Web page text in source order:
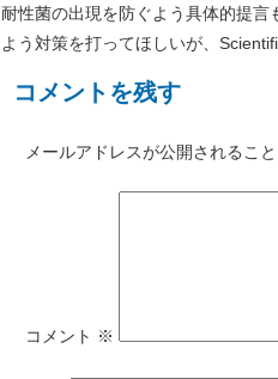
耐性菌の出現を防ぐよう具体的提
よう対策を打ってほしいが、
コメントを残す
メールアドレスが公開されること
コメント ※